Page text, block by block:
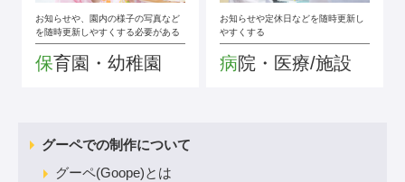
お知らせや、園内の様子の写真など
を随時更新しやすくする必要がある
保育園・幼稚園
お知らせや定休日などを随時更新し
やすくする
病院・医療/施設
グーペでの制作について
グーペ(Goope)とは